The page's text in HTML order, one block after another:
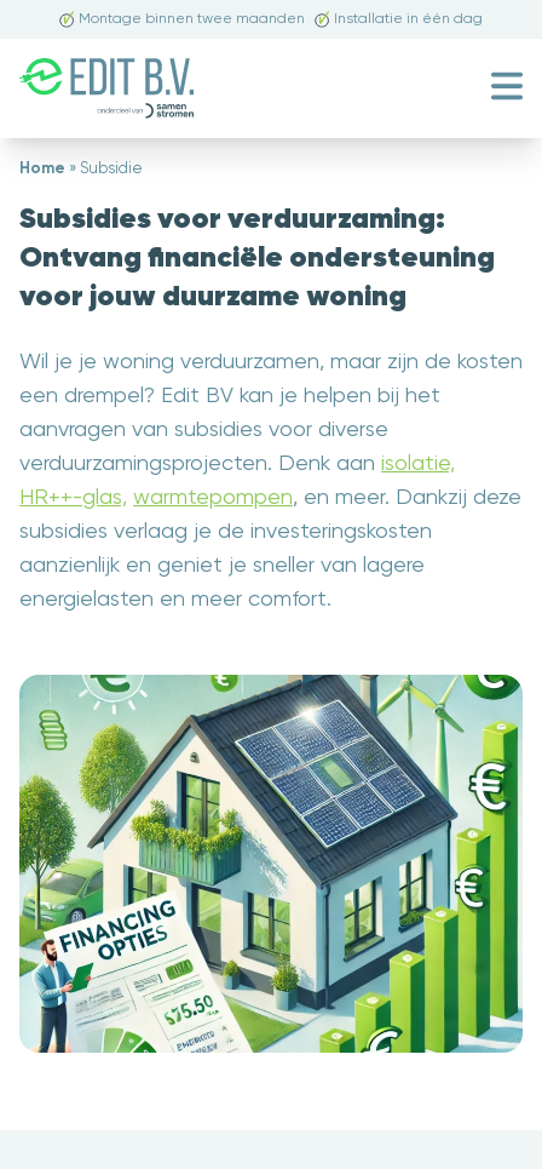
Montage binnen twee maanden Installatie in één dag
Home » Subsidie
Subsidies voor verduurzaming:
Ontvang financiële ondersteuning
voor jouw duurzame woning
Wil je je woning verduurzamen, maar zijn de kosten
een drempel? Edit BV kan je helpen bij het
aanvragen van subsidies voor diverse
verduurzamingsprojecten. Denk aan isolatie,
HR++-glas, warmtepompen, en meer. Dankzij deze
subsidies verlaag je de investeringskosten
aanzienlijk en geniet je sneller van lagere
energielasten en meer comfort.